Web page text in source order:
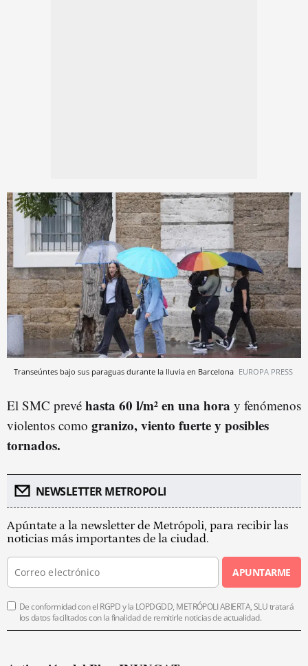
Transeúntes bajo sus paraguas durante la lluvia en Barcelona EUROPA PRESS
El SMC prevé hasta 60 l/m² en una hora y fenómenos
violentos como granizo, viento fuerte y posibles
tornados.
NEWSLETTER METROPOLI
Apúntate a la newsletter de Metrópoli, para recibir las
noticias más importantes de la ciudad.
APUNTARME
De conformidad con el RGPD y la LOPDGDD, METRÓPOLI ABIERTA, SLU tratará
los datos facilitados con la finalidad de remitirle noticias de actualidad.